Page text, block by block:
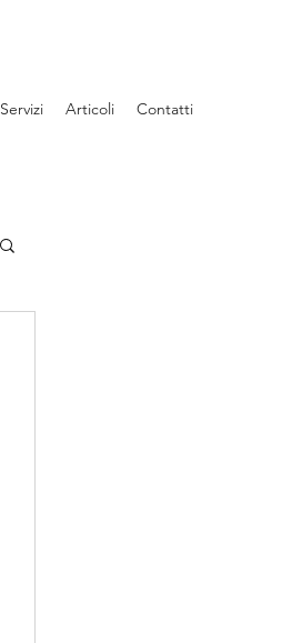
Servizi Articoli Contatti